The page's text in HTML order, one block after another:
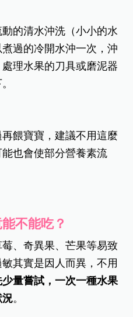
的清水沖洗（小小的水
過的冷開水沖一次，沖
理水果的刀具或磨泥器
餵寶寶，建議不用這麼
也會使部分營養素流
不能吃？
、奇異果、芒果等易致
其實是因人而異，不用
少量嘗試，一次一種水果
況。